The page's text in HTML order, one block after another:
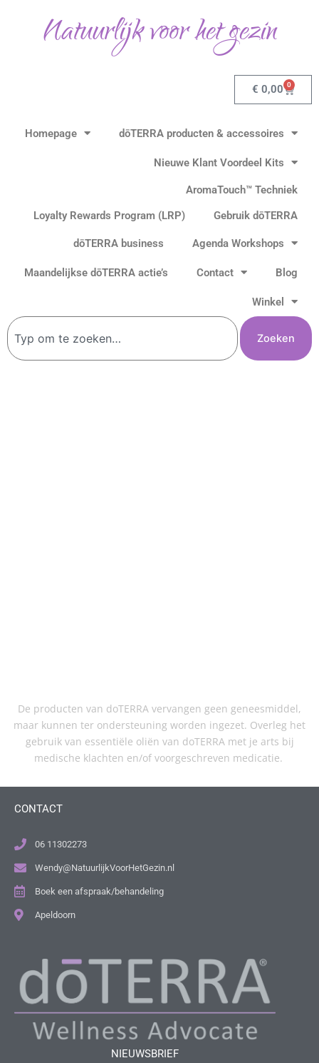
Natuurlijk voor het gezin
€ 0,00 0
Homepage dōTERRA producten & accessoires
Nieuwe Klant Voordeel Kits
AromaTouch™ Techniek
Loyalty Rewards Program (LRP)
Gebruik dōTERRA
dōTERRA business Agenda Workshops
Maandelijkse dōTERRA actie’s Contact Blog
Winkel
Zoeken
Zoeken
De producten van doTERRA vervangen geen geneesmiddel,
maar kunnen ter ondersteuning worden ingezet. Overleg het
gebruik van essentiële oliën van doTERRA met je arts bij
medische klachten en/of voorgeschreven medicatie.
CONTACT
06 11302273
Wendy@NatuurlijkVoorHetGezin.nl
Boek een afspraak/behandeling
Apeldoorn
NIEUWSBRIEF